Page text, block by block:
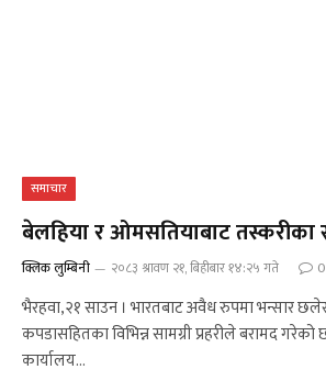
समाचार
बेलहिया र ओमसतियाबाट तस्करीका
क्लिक लुम्बिनी २०८३ श्रावण २१, बिहीबार १४:२५ गते 0
भैरहवा,२१ साउन । भारतबाट अवैध रुपमा भन्सार छलेर
कपडासहितका विभिन्न सामग्री प्रहरीले बरामद गरेको
कार्यालय…